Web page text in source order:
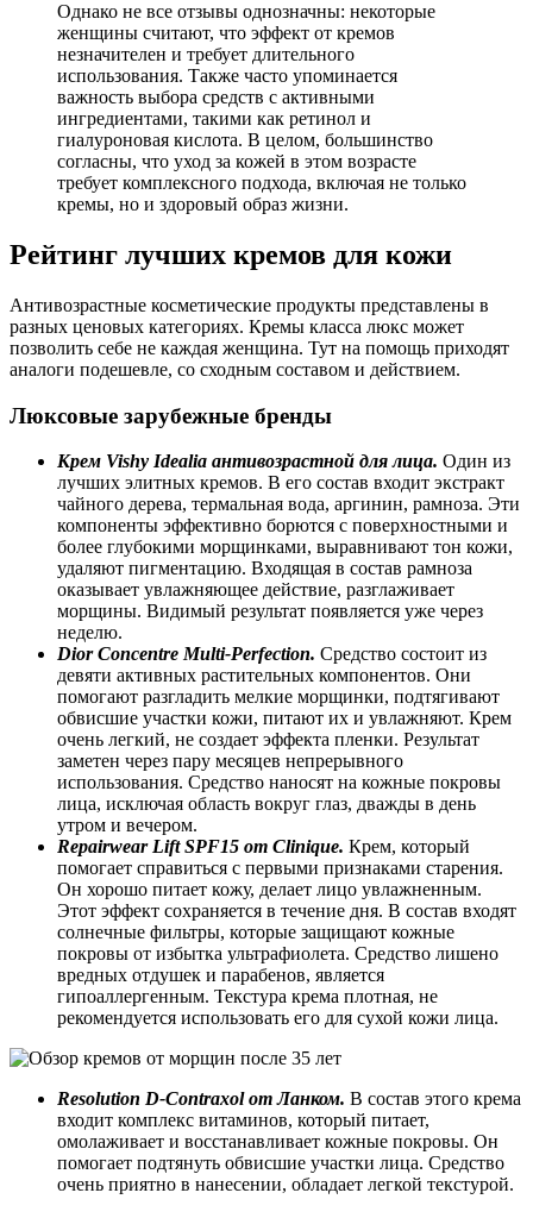
Однако не все отзывы однозначны: некоторые
женщины считают, что эффект от кремов
незначителен и требует длительного
использования. Также часто упоминается
важность выбора средств с активными
ингредиентами, такими как ретинол и
гиалуроновая кислота. В целом, большинство
согласны, что уход за кожей в этом возрасте
требует комплексного подхода, включая не только
кремы, но и здоровый образ жизни.
Рейтинг лучших кремов для кожи
Антивозрастные косметические продукты представлены в
разных ценовых категориях. Кремы класса люкс может
позволить себе не каждая женщина. Тут на помощь приходят
аналоги подешевле, со сходным составом и действием.
Люксовые зарубежные бренды
Крем Vishy Idealia антивозрастной для лица. Один из
лучших элитных кремов. В его состав входит экстракт
чайного дерева, термальная вода, аргинин, рамноза. Эти
компоненты эффективно борются с поверхностными и
более глубокими морщинками, выравнивают тон кожи,
удаляют пигментацию. Входящая в состав рамноза
оказывает увлажняющее действие, разглаживает
морщины. Видимый результат появляется уже через
неделю.
Dior Concentre Multi-Perfection. Средство состоит из
девяти активных растительных компонентов. Они
помогают разгладить мелкие морщинки, подтягивают
обвисшие участки кожи, питают их и увлажняют. Крем
очень легкий, не создает эффекта пленки. Результат
заметен через пару месяцев непрерывного
использования. Средство наносят на кожные покровы
лица, исключая область вокруг глаз, дважды в день
утром и вечером.
Repairwear Lift SPF15 от Clinique. Крем, который
помогает справиться с первыми признаками старения.
Он хорошо питает кожу, делает лицо увлажненным.
Этот эффект сохраняется в течение дня. В состав входят
солнечные фильтры, которые защищают кожные
покровы от избытка ультрафиолета. Средство лишено
вредных отдушек и парабенов, является
гипоаллергенным. Текстура крема плотная, не
рекомендуется использовать его для сухой кожи лица.
Resolution D-Contraxol от Ланком. В состав этого крема
входит комплекс витаминов, который питает,
омолаживает и восстанавливает кожные покровы. Он
помогает подтянуть обвисшие участки лица. Средство
очень приятно в нанесении, обладает легкой текстурой.